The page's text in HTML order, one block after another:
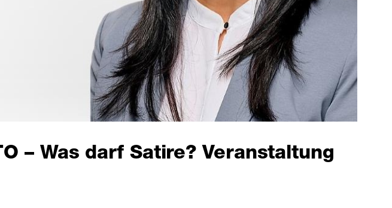
– Was darf Satire? Veranstaltung